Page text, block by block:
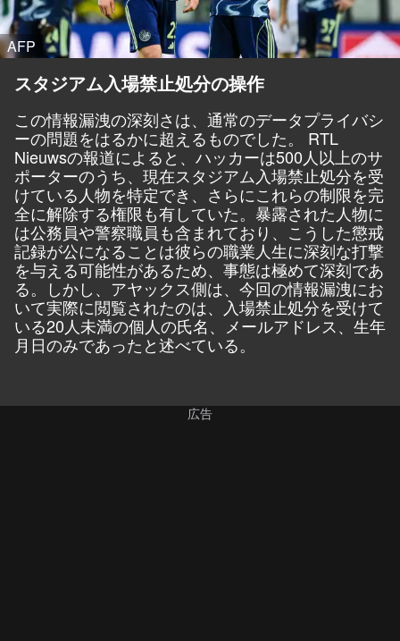
AFP
スタジアム入場禁止処分の操作
この情報漏洩の深刻さは、通常のデータプライバシ
ーの問題をはるかに超えるものでした。 RTL
Nieuwsの報道によると、ハッカーは500人以上のサ
ポーターのうち、現在スタジアム入場禁止処分を受
けている人物を特定でき、さらにこれらの制限を完
全に解除する権限も有していた。暴露された人物に
は公務員や警察職員も含まれており、こうした懲戒
記録が公になることは彼らの職業人生に深刻な打撃
を与える可能性があるため、事態は極めて深刻であ
る。しかし、アヤックス側は、今回の情報漏洩にお
いて実際に閲覧されたのは、入場禁止処分を受けて
いる20人未満の個人の氏名、メールアドレス、生年
月日のみであったと述べている。